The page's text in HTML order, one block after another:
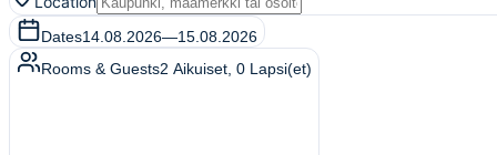
Dates14.08.2026—15.08.2026
Rooms & Guests2 Aikuiset 0 Lapsi(et)